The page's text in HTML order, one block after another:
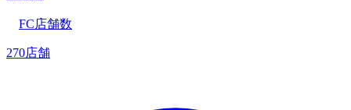
FC店舗数
270店舗